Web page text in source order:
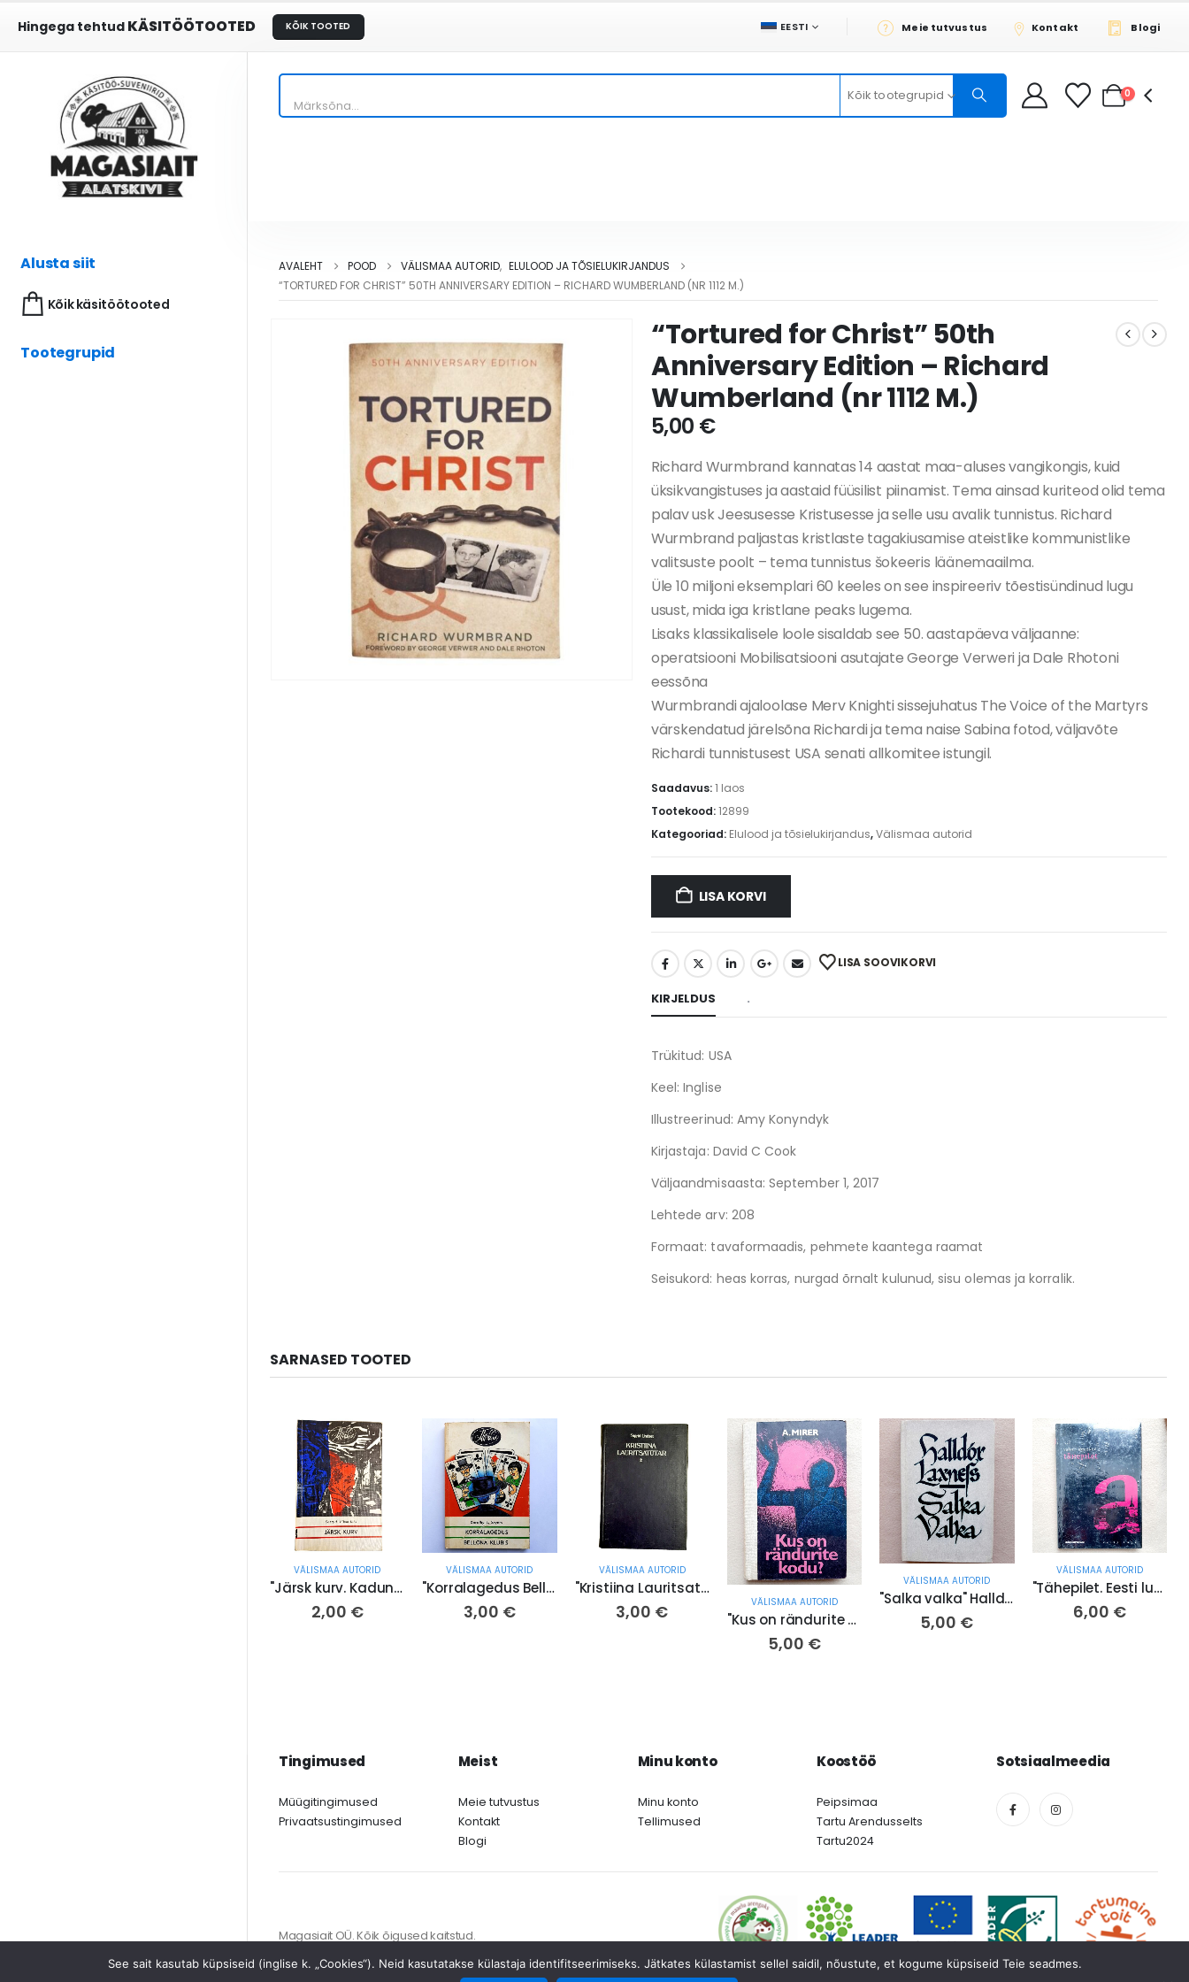
Hingega tehtud KÄSITÖÖTOOTED KÕIK TOOTED EESTI Meie tutvustus Kontakt Blogi
Kõik tootegrupid 0
AVALEHT POOD VÄLISMAA AUTORID, ELULOOD JA TÕSIELUKIRJANDUS
“TORTURED FOR CHRIST” 50TH ANNIVERSARY EDITION – RICHARD WUMBERLAND (NR 1112 M.)
“Tortured for Christ” 50th
Anniversary Edition – Richard
Wumberland (nr 1112 M.)
5,00 €
Richard Wurmbrand kannatas 14 aastat maa-aluses vangikongis, kuid
üksikvangistuses ja aastaid füüsilist piinamist. Tema ainsad kuriteod olid tema
palav usk Jeesusesse Kristusesse ja selle usu avalik tunnistus. Richard
Wurmbrand paljastas kristlaste tagakiusamise ateistlike kommunistlike
valitsuste poolt – tema tunnistus šokeeris läänemaailma.
Üle 10 miljoni eksemplari 60 keeles on see inspireeriv tõestisündinud lugu
usust, mida iga kristlane peaks lugema.
Lisaks klassikalisele loole sisaldab see 50. aastapäeva väljaanne:
operatsiooni Mobilisatsiooni asutajate George Verweri ja Dale Rhotoni
eessõna
Wurmbrandi ajaloolase Merv Knighti sissejuhatus The Voice of the Martyrs
värskendatud järelsõna Richardi ja tema naise Sabina fotod, väljavõte
Richardi tunnistusest USA senati allkomitee istungil.
Saadavus:1 laos
Tootekood:12899
Kategooriad: Elulood ja tõsielukirjandus,Välismaa autorid
LISA KORVI
LISA SOOVIKORVI
KIRJELDUS .
Trükitud: USA
Keel: Inglise
Illustreerinud: Amy Konyndyk
Kirjastaja: David C Cook
Väljaandmisaasta: September 1, 2017
Lehtede arv: 208
Formaat: tavaformaadis, pehmete kaantega raamat
Seisukord: heas korras, nurgad õrnalt kulunud, sisu olemas ja korralik.
SARNASED TOOTED
VÄLISMAA AUTORID
"Järsk kurv. Kadunud elavate keskel" Sergei Võssotski (jrk nr 80/22,654/23)
2,00 €
VÄLISMAA AUTORID
"Korralagedus Bellona klubis" Dorothy L. Sayers (jrk nr 182/22)
3,00 €
VÄLISMAA AUTORID
"Kristiina Lauritsatütar" 2. Sigrid Undset (nr 582)
3,00 € VÄLISMAA AUTORID
"Kus on rändurite kodu?" Aleksandr Mirer (jrk nr 215/22)
5,00 €
VÄLISMAA AUTORID
"Salka valka" Halldor Kiljan Laxness (jrk nr 125/22)
5,00 €
VÄLISMAA AUTORID
"Tähepilet. Eesti lugu" Vassili Aksjonov (jrk nr 86/22)
6,00 €
Alusta siit
Kõik käsitöötooted
Tootegrupid
Tingimused
Müügitingimused
Privaatsustingimused
Meist
Meie tutvustus
Kontakt
Blogi
Minu konto
Minu konto
Tellimused
Koostöö
Peipsimaa
Tartu Arendusselts
Tartu2024
Sotsiaalmeedia
Magasiait OÜ. Kõik õigused kaitstud.
Meedia Disain
See sait kasutab küpsiseid (inglise k. „Cookies“). Neid kasutatakse külastaja identifitseerimiseks. Jätkates külastamist sellel saidil, nõustute, et kogume küpsiseid Teie seadmes.